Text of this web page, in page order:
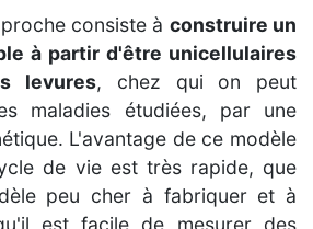
consiste à construire un
à partir d'être unicellulaires
levures, chez qui on peut
maladies étudiées, par une
L'avantage de ce modèle
de vie est très rapide, que
peu cher à fabriquer et à
est facile de mesurer des